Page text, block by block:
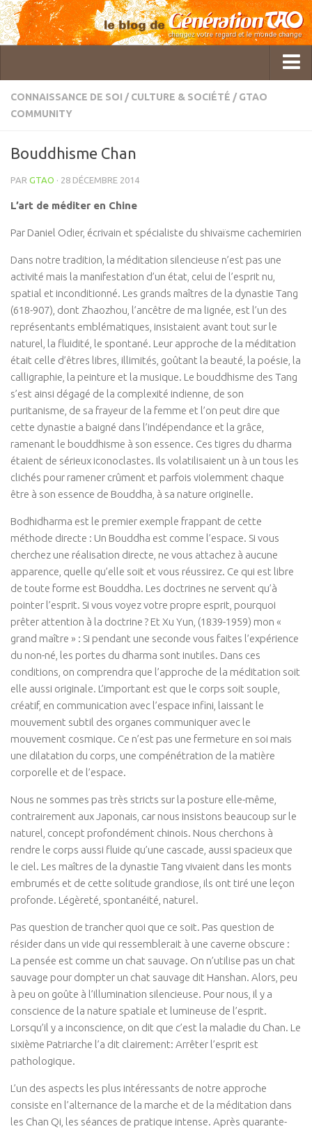
Qui sommes-nous ?
GTAO Rédaction
Cécile Bercegeay
Master Roger Itier
Christine Gatineau
Isa Artao
Muriel Rojas
Marie Delaneau
Arnaud Mattlinger
Sandrine Toutard
Etienne Hayem
GRETT
Thematiques
Culture & Société
Ecologie corporelle
Arts Martiaux
Santé & Bien-être
Connaissance de soi
Voies du féminin
NEWS
Save the date
PARTENAIRES
BOUTIQUE
CONTACT
CONNAISSANCE DE SOI / CULTURE & SOCIÉTÉ / GTAO
COMMUNITY
Bouddhisme Chan
PAR GTAO · 28 DÉCEMBRE 2014
L’art de méditer en Chine
Par Daniel Odier, écrivain et spécialiste du shivaïsme cachemirien
Dans notre tradition, la méditation silencieuse n’est pas une
activité mais la manifestation d’un état, celui de l’esprit nu,
spatial et inconditionné. Les grands maîtres de la dynastie Tang
(618-907), dont Zhaozhou, l’ancêtre de ma lignée, est l’un des
représentants emblématiques, insistaient avant tout sur le
naturel, la fluidité, le spontané. Leur approche de la méditation
était celle d’êtres libres, illimités, goûtant la beauté, la poésie, la
calligraphie, la peinture et la musique. Le bouddhisme des Tang
s’est ainsi dégagé de la complexité indienne, de son
puritanisme, de sa frayeur de la femme et l’on peut dire que
cette dynastie a baigné dans l’indépendance et la grâce,
ramenant le bouddhisme à son essence. Ces tigres du dharma
étaient de sérieux iconoclastes. Ils volatilisaient un à un tous les
clichés pour ramener crûment et parfois violemment chaque
être à son essence de Bouddha, à sa nature originelle.
Bodhidharma est le premier exemple frappant de cette
méthode directe : Un Bouddha est comme l’espace. Si vous
cherchez une réalisation directe, ne vous attachez à aucune
apparence, quelle qu’elle soit et vous réussirez. Ce qui est libre
de toute forme est Bouddha. Les doctrines ne servent qu’à
pointer l’esprit. Si vous voyez votre propre esprit, pourquoi
prêter attention à la doctrine ? Et Xu Yun, (1839-1959) mon «
grand maître » : Si pendant une seconde vous faites l’expérience
du non-né, les portes du dharma sont inutiles. Dans ces
conditions, on comprendra que l’approche de la méditation soit
elle aussi originale. L’important est que le corps soit souple,
créatif, en communication avec l’espace infini, laissant le
mouvement subtil des organes communiquer avec le
mouvement cosmique. Ce n’est pas une fermeture en soi mais
une dilatation du corps, une compénétration de la matière
corporelle et de l’espace.
Nous ne sommes pas très stricts sur la posture elle-même,
contrairement aux Japonais, car nous insistons beaucoup sur le
naturel, concept profondément chinois. Nous cherchons à
rendre le corps aussi fluide qu’une cascade, aussi spacieux que
le ciel. Les maîtres de la dynastie Tang vivaient dans les monts
embrumés et de cette solitude grandiose, ils ont tiré une leçon
profonde. Légèreté, spontanéité, naturel.
Pas question de trancher quoi que ce soit. Pas question de
résider dans un vide qui ressemblerait à une caverne obscure :
La pensée est comme un chat sauvage. On n’utilise pas un chat
sauvage pour dompter un chat sauvage dit Hanshan. Alors, peu
à peu on goûte à l’illumination silencieuse. Pour nous, il y a
conscience de la nature spatiale et lumineuse de l’esprit.
Lorsqu’il y a inconscience, on dit que c’est la maladie du Chan. Le
sixième Patriarche l’a dit clairement: Arrêter l’esprit est
pathologique.
L’un des aspects les plus intéressants de notre approche
consiste en l’alternance de la marche et de la méditation dans
les Chan Qi, les séances de pratique intense. Après quarante-